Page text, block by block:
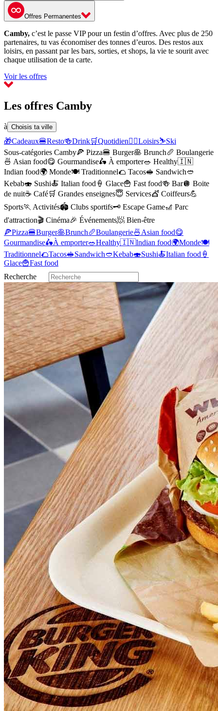
Offres Permanentes
Camby, c’est le passe VIP pour un festin d’offres. Avec plus de 250
partenaires, tu vas économiser des tonnes d’euros. Des restos aux
loisirs, en passant par les bars, sorties, et shops, la vie te sourit avec
chaque utilisation de ta carte.
Voir les offres
Les offres Camby
à Choisis ta ville
🎁Cadeaux🍔Resto🍻Drink🛒Quotidien🏃‍♂️Loisirs⛷️Ski
Sous-catégories Camby🍕 Pizza🍔 Burger🥞 Brunch🥖 Boulangerie
🍜 Asian food😋 Gourmandise🛵 À emporter🥗 Healthy🇮🇳
Indian food🌍 Monde🍽️ Traditionnel🌮 Tacos🥪 Sandwich🥙
Kebab🍣 Sushi🍝 Italian food 🍦 Glace🍟 Fast food🍻 Bar🪩 Boite
de nuit☕️ Café🛒 Grandes enseignes😇 Services💇 Coiffeurs💪
Sports🏃 Activités🏟️ Clubs sportifs🗝️ Escape Game🎢 Parc
d'attraction🎬 Cinéma🎉 Événements🧖 Bien-être
🍕Pizza🍔Burger🥞Brunch🥖Boulangerie🍜Asian food😋
Gourmandise🛵À emporter🥗Healthy🇮🇳Indian food🌍Monde🍽️
Traditionnel🌮Tacos🥪Sandwich🥙Kebab🍣Sushi🍝Italian food 🍦
Glace🍟Fast food
Recherche